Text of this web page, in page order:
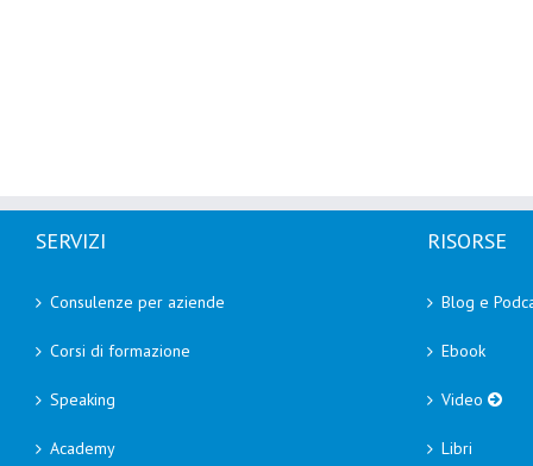
SERVIZI
Consulenze per aziende
Corsi di formazione
Speaking
Academy
RISORSE
Blog e
Ebook
Video
Libri